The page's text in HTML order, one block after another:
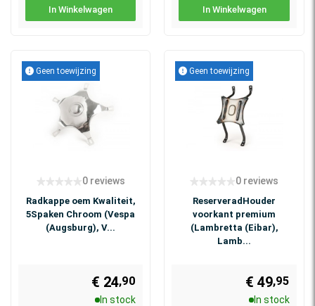
In Winkelwagen In Winkelwagen
Geen toewijzing
0 reviews
Radkappe oem Kwaliteit,
5Spaken Chroom (Vespa
(Augsburg), V...
€ 24,90
In stock
Geen toewijzing
0 reviews
ReserveradHouder
voorkant premium
(Lambretta (Eibar),
Lamb...
€ 49,95
In stock